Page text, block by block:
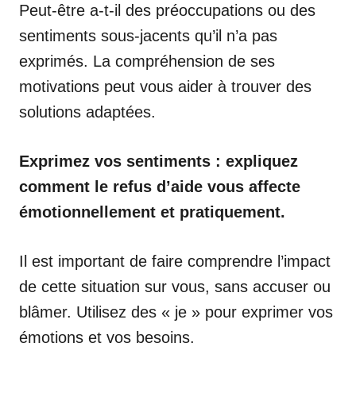
Peut-être a-t-il des préoccupations ou des
sentiments sous-jacents qu’il n’a pas
exprimés. La compréhension de ses
motivations peut vous aider à trouver des
solutions adaptées.
Exprimez vos sentiments : expliquez
comment le refus d’aide vous affecte
émotionnellement et pratiquement.
Il est important de faire comprendre l’impact
de cette situation sur vous, sans accuser ou
blâmer. Utilisez des « je » pour exprimer vos
émotions et vos besoins.